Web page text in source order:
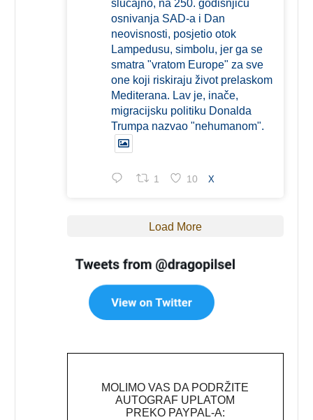
slučajno, na 250. godišnjicu
osnivanja SAD-a i Dan
neovisnosti, posjetio otok
Lampedusu, simbolu, jer ga se
smatra "vratom Europe" za sve
one koji riskiraju život prelaskom
Mediterana. Lav je, inače,
migracijsku politiku Donalda
Trumpa nazvao "nehumanom".
1 10 X
Load More
MOLIMO VAS DA PODRŽITE
AUTOGRAF UPLATOM
PREKO PAYPAL-A: